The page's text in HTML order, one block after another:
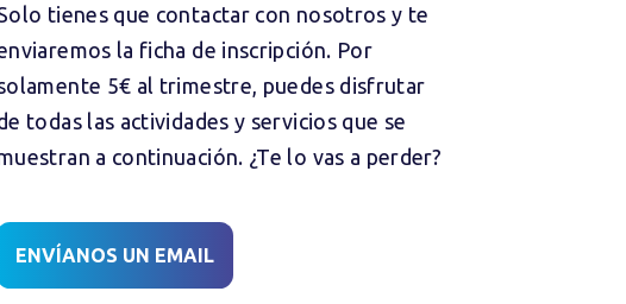
tienes que contactar con nosotros y te
la ficha de inscripción. Por
5€ al trimestre, puedes disfrutar
todas las actividades y servicios que se
a continuación. ¿Te lo vas a perder?
ENVÍANOS UN EMAIL